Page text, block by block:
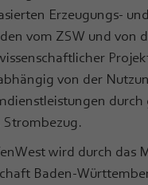
Erzeugungs-
vom ZSW und von
von der
durch
Strombezug.
wird durch das
Baden-